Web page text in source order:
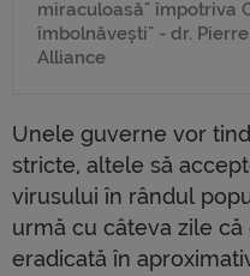
miraculoasă" împotriva
îmbolnăvești" - dr.
Alliance
Unele guverne vor
stricte, altele să
virusului în rândul
urmă cu câteva zile
eradicată în